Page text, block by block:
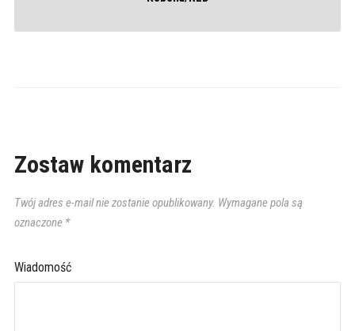
Zostaw komentarz
Twój adres e-mail nie zostanie opublikowany. Wymagane pola są
oznaczone *
Wiadomość